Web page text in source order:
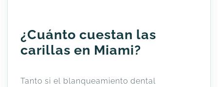
¿Cuánto cuestan las
carillas en Miami?
Tanto si el blanqueamiento dental